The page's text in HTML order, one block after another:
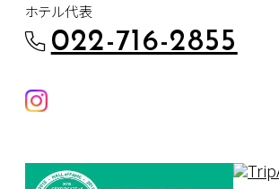
ホテル代表
022-716-2855